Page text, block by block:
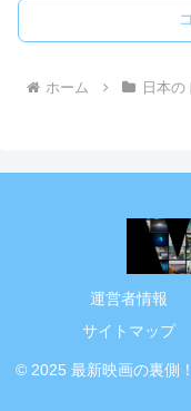
ホーム 日本の
運営者情報
サイトマップ
© 2025 最新映画の裏側